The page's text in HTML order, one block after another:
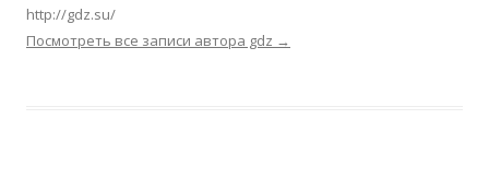
http://gdz.su/
Посмотреть все записи автора gdz →